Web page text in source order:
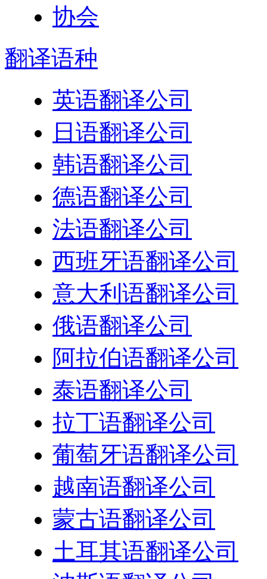
翻译语种
英语翻译公司
日语翻译公司
韩语翻译公司
德语翻译公司
法语翻译公司
西班牙语翻译公司
意大利语翻译公司
俄语翻译公司
阿拉伯语翻译公司
泰语翻译公司
拉丁语翻译公司
葡萄牙语翻译公司
越南语翻译公司
蒙古语翻译公司
土耳其语翻译公司